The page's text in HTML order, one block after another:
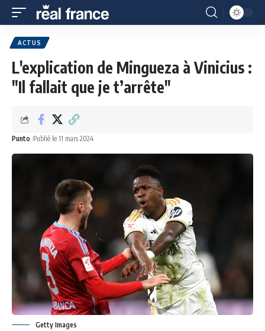
ACTUS
L'explication de Mingueza à Vinicius :
"Il fallait que je t’arrête"
Punto Publié le 11 mars 2024
Getty Images